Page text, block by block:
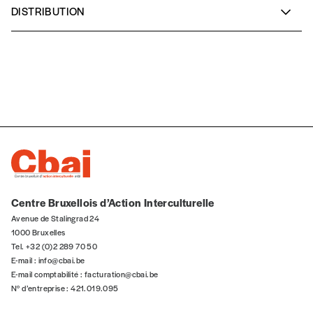
INSCRIPTION
Abonnement
1 an = 5 numéros
20€*/an
Par numéro
DISTRIBUTION
Damien Brassartsax soprano
Centre Bruxellois d’Action Interculturelle
Avenue de Stalingrad 24
1000 Bruxelles
Tel. +32 (0)2 289 70 50
E-mail : info@cbai.be
E-mail comptabilité : facturation@cbai.be
N° d’entreprise : 421.019.095